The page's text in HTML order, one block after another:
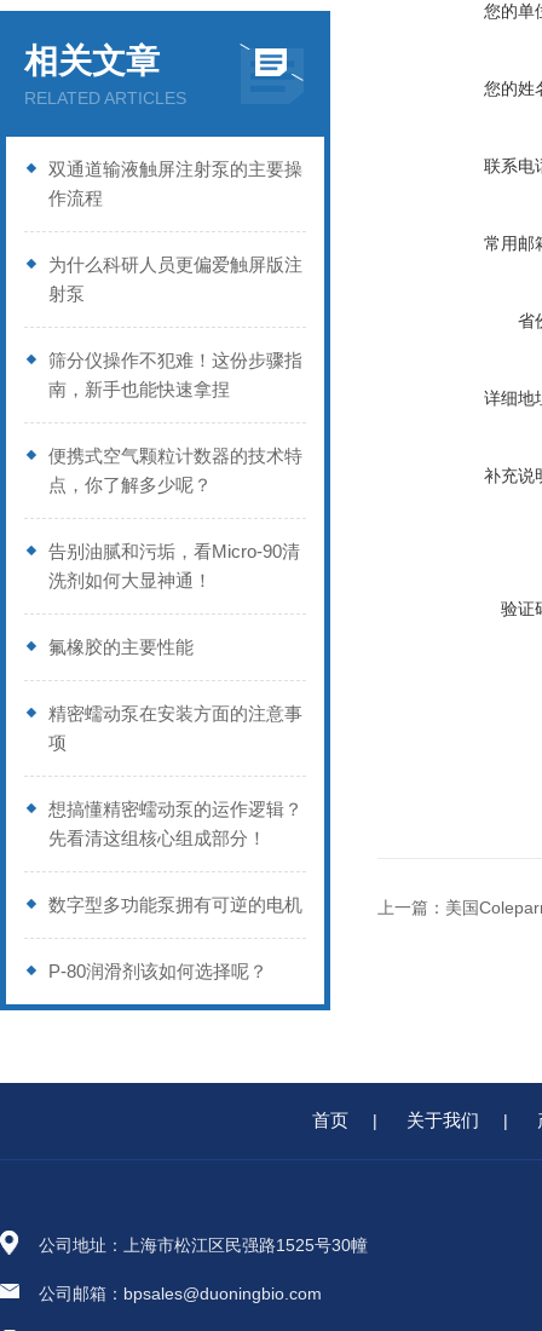
相关文章
RELATED ARTICLES
双通道输液触屏注射泵的主要操
作流程
为什么科研人员更偏爱触屏版注
射泵
筛分仪操作不犯难！这份步骤指
南，新手也能快速拿捏
便携式空气颗粒计数器的技术特
点，你了解多少呢？
告别油腻和污垢，看Micro-90清
洗剂如何大显神通！
氟橡胶的主要性能
精密蠕动泵在安装方面的注意事
项
想搞懂精密蠕动泵的运作逻辑？
先看清这组核心组成部分！
数字型多功能泵拥有可逆的电机
P-80润滑剂该如何选择呢？
您的单
您的姓
联系电
常用邮
省
详细地
补充说
验证
上一篇： 美国
首页 | 关于我们 |
公司地址：上海市松江区民强路1525号30幢
公司邮箱：bpsales@duoningbio.com